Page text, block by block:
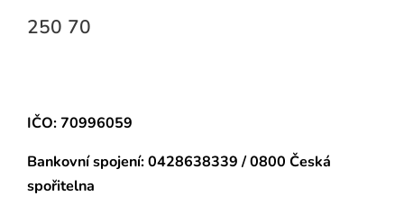
250 70
IČO: 70996059
Bankovní spojení:0428638339 / 0800 Česká
spořitelna